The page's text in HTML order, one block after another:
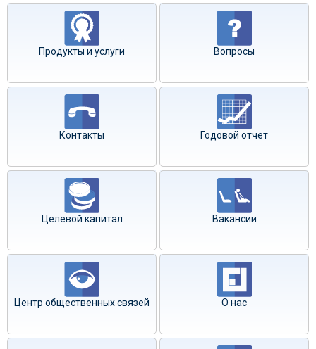
Продукты и услуги Вопросы
Контакты Годовой отчет
Целевой капитал Вакансии
Центр общественных связей О нас